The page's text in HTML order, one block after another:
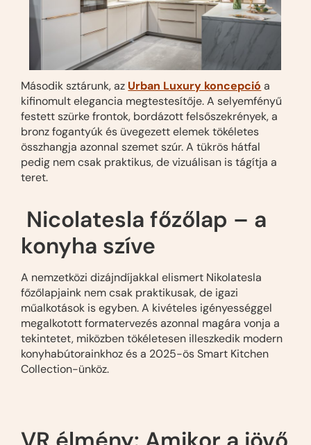
Második sztárunk, az Urban Luxury koncepció a
kifinomult elegancia megtestesítője. A selyemfényű
festett szürke frontok, bordázott felsőszekrények, a
bronz fogantyúk és üvegezett elemek tökéletes
összhangja azonnal szemet szúr. A tükrös hátfal
pedig nem csak praktikus, de vizuálisan is tágítja a
teret.
Nicolatesla főzőlap – a
konyha szíve
A nemzetközi dizájndíjakkal elismert Nikolatesla
főzőlapjaink nem csak praktikusak, de igazi
műalkotások is egyben. A kivételes igényességgel
megalkotott formatervezés azonnal magára vonja a
tekintetet, miközben tökéletesen illeszkedik modern
konyhabútorainkhoz és a 2025-ös Smart Kitchen
Collection-ünköz.